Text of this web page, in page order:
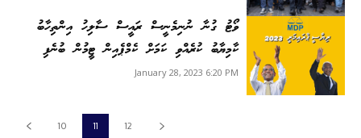
ވޯޓު ގުނާ ނުނިމެނީސް ރައީސް ސާލިހު އިންތިހާބު
ކާމިޔާބު ކުރެއްވި ކަމަށް ކެމްޕެއިން ޓީމުން ބުނެފި
January 28, 2023 6:20 PM
10 11 12